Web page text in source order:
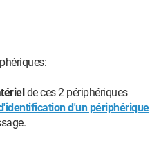
de ces 2 périphériques
d'un périphérique